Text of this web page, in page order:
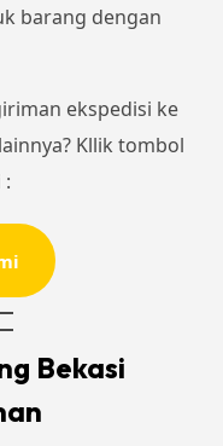
barang dengan
ekspedisi ke
Kllik tombol
Bekasi